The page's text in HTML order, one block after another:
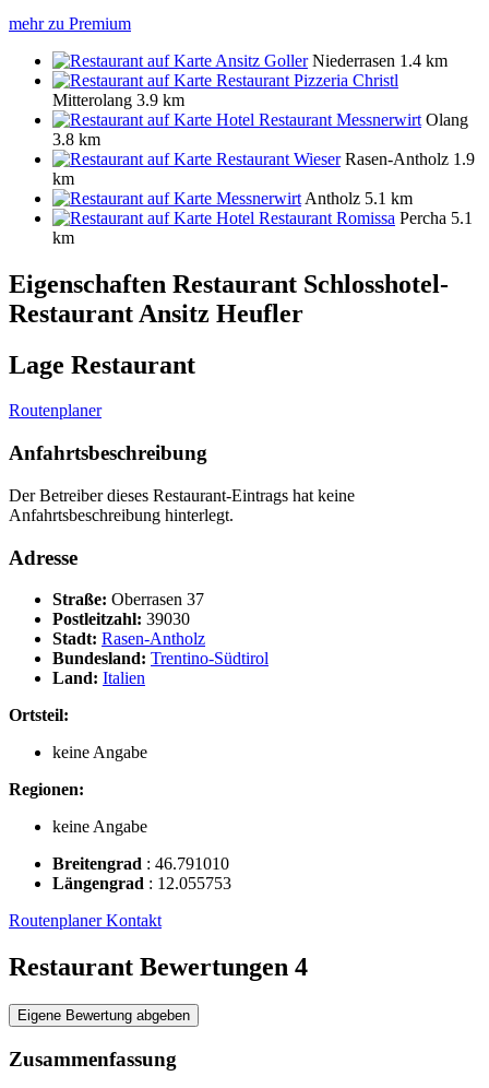
mehr zu Premium
Ansitz Goller Niederrasen 1.4 km
Restaurant Pizzeria Christl
Mitterolang 3.9 km
Hotel Restaurant Messnerwirt Olang
3.8 km
Restaurant Wieser Rasen-Antholz 1.9
km
Messnerwirt Antholz 5.1 km
Hotel Restaurant Romissa Percha 5.1
km
Eigenschaften Restaurant Schlosshotel-
Restaurant Ansitz Heufler
Lage Restaurant
Routenplaner
Anfahrtsbeschreibung
Der Betreiber dieses Restaurant-Eintrags hat keine
Anfahrtsbeschreibung hinterlegt.
Adresse
Straße: Oberrasen 37
Postleitzahl: 39030
Stadt: Rasen-Antholz
Bundesland: Trentino-Südtirol
Land: Italien
Ortsteil:
keine Angabe
Regionen:
keine Angabe
Breitengrad : 46.791010
Längengrad : 12.055753
RoutenplanerKontakt
Restaurant Bewertungen 4
Eigene Bewertung abgeben
Zusammenfassung